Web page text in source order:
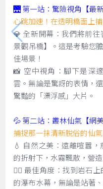
🌉 第一站：驚險視角【最
心跳加速！在透明橋面上
💎 全新開幕：我們將前
景觀吊橋】。這是考驗您
佳場景！
📸 空中視角：腳下是深
雲。無論是驚訝的表情，
驚豔的「漂浮感」大片。
💦 第二站：叢林仙氣【網
捕捉那一抹清新脫俗的仙氣
💧 自然之美：遠離喧囂
的折射下，水霧飄散，營
🧚‍♀️ 最佳角度：找到岩石
的瀑布水幕，無論是站著